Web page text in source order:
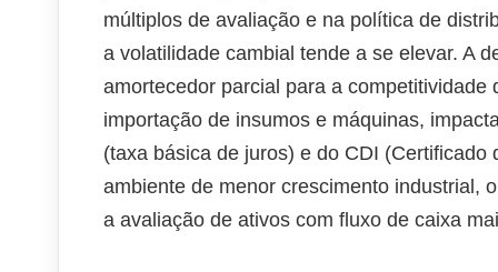
múltiplos de avaliação e na política de
a volatilidade cambial tende a se elevar. A
amortecedor parcial para a
importação de insumos e máquinas,
(taxa básica de juros) e do CDI
ambiente de menor crescimento industrial,
a avaliação de ativos com fluxo de caixa